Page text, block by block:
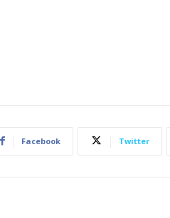
Facebook Twitter